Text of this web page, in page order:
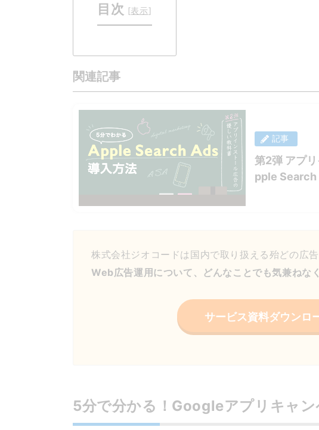
目次 [表示]
関連記事
記事
第2弾 アプ
pple Search
株式会社ジオコードは国内で取り扱える殆どの広告
Web広告運用について、どんなことでも気兼ねな
サービス資料ダウンロ
5分で分かる！Googleアプリキャン